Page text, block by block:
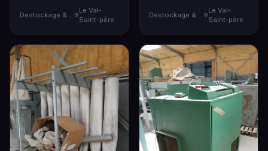
Le Val-
Saint-père
Le Val-
Saint-père